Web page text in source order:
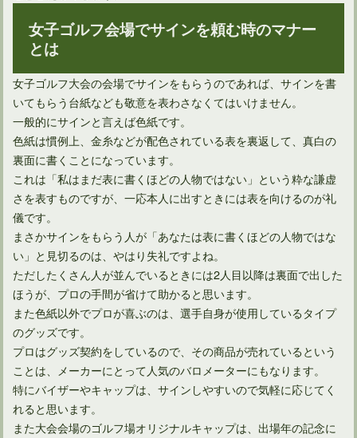
女子ゴルフ会場でサインを頼む時のマナー
とは
女子ゴルフ大会の会場でサインをもらうのであれば、サインを書
いてもらう台紙なども敬意を表わさなくてはいけません。
一般的にサインと言えば色紙です。
色紙は慣例上、金糸などが配色されている表を裏返して、真白の
裏面に書くことになっています。
これは「私はまだ表に書くほどの人物ではない」という粋な謙虚
さを表すものですが、一応本人に出すときには表を向けるのが礼
儀です。
まさかサインをもらう人が「あなたは表に書くほどの人物ではな
い」と見切るのは、やはり失礼ですよね。
ただしたくさん人が並んでいるときには2人目以降は裏面で出した
ほうが、プロの手間が省けて助かると思います。
また色紙以外でプロが喜ぶのは、選手自身が使用しているタイプ
のグッズです。
プロはグッズ契約をしているので、その商品が売れているという
ことは、メーカーにとって人気のバロメーターにもなります。
特にバイザーやキャップは、サインしやすいので気軽に応じてく
れると思います。
また大会会場のゴルフ場オリジナルキャップは、出場年の記念に